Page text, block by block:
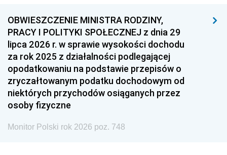
OBWIESZCZENIE MINISTRA RODZINY,
PRACY I POLITYKI SPOŁECZNEJ z dnia 29
lipca 2026 r. w sprawie wysokości dochodu
za rok 2025 z działalności podlegającej
opodatkowaniu na podstawie przepisów o
zryczałtowanym podatku dochodowym od
niektórych przychodów osiąganych przez
osoby fizyczne
Monitor Polski rok 2026 poz. 748